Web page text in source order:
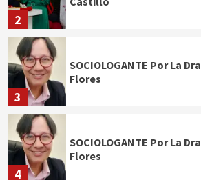
2
3
SOCIOLOGANTE Por La
Flores
4
SOCIOLOGANTE Por La
Flores